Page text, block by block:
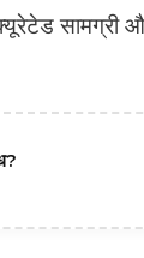
सामग्री